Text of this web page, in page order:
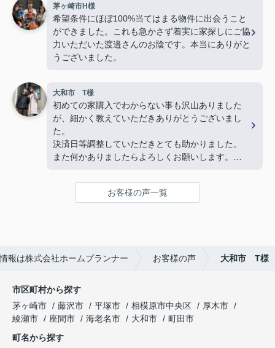
寧に接してくださり、「営業の方でこんなに優しく
て親切な方がいるんだ」と驚くほど素敵な方でし
た。子どももすっかり懐いていて、人柄の良さが伝
わってきました。
心感を感じるほど信頼していました。
物件探しだけでなく、気持ちの面でも支えていただ
き、本当に感謝しています。
心からおすすめしたい不動産屋さんです。
今後も何かありましたらよろしくお願いいたしま
す！(よろしくお願いします)
茅ヶ崎市H様
希望条件にほぼ100%当てはまる物件に出会うこと
ができました。これも急かさず着実に家探しにご協
力いただいた渡邉さんのお陰です。本当にありがと
うございました。
大和市 T様
初めての家購入でわからない事も沢山ありました
が、細かく教えていただきありがとうございまし
た。
決済日等調整していただきとても助かりました。
また何かありましたらよろしくお願いします。
さんの対応は丁寧かつ説明がわかりやすく、仲介手
数料が無料であるため選びました。
ホームプランナーさんでは購入者目線で相談に乗っ
てくれます。
お客様の声一覧
報は株式会社ホームプランナー お客様の声 大和市 T様
市区町村から探す
茅ヶ崎市
藤沢市 平塚市 相模原市中央区
厚木市
綾瀬市
座間市 海老名市 大和市
町田市
町名から探す